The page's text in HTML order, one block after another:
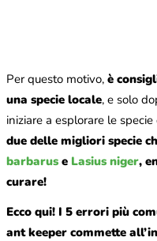
Per questo motivo, è
una specie locale, e solo
iniziare a esplorare le specie
due delle migliori specie
barbarus e Lasius niger,
curare!
Ecco qui! I 5 errori più
ant keeper commette